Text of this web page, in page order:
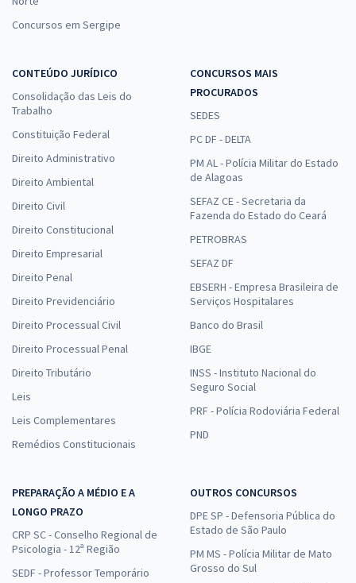
Concursos em Sergipe
CONTEÚDO JURÍDICO
Consolidação das Leis do
Trabalho
Constituição Federal
Direito Administrativo
Direito Ambiental
Direito Civil
Direito Constitucional
Direito Empresarial
Direito Penal
Direito Previdenciário
Direito Processual Civil
Direito Processual Penal
Direito Tributário
Leis
Leis Complementares
Remédios Constitucionais
CONCURSOS MAIS
PROCURADOS
SEDES
PC DF - DELTA
PM AL - Polícia Militar do Estado
de Alagoas
SEFAZ CE - Secretaria da
Fazenda do Estado do Ceará
PETROBRAS
SEFAZ DF
EBSERH - Empresa Brasileira de
Serviços Hospitalares
Banco do Brasil
IBGE
INSS - Instituto Nacional do
Seguro Social
PRF - Polícia Rodoviária Federal
PND
PREPARAÇÃO A MÉDIO E A
LONGO PRAZO
CRP SC - Conselho Regional de
Psicologia - 12ª Região
SEDF - Professor Temporário
OUTROS CONCURSOS
DPE SP - Defensoria Pública do
Estado de São Paulo
PM MS - Polícia Militar de Mato
Grosso do Sul